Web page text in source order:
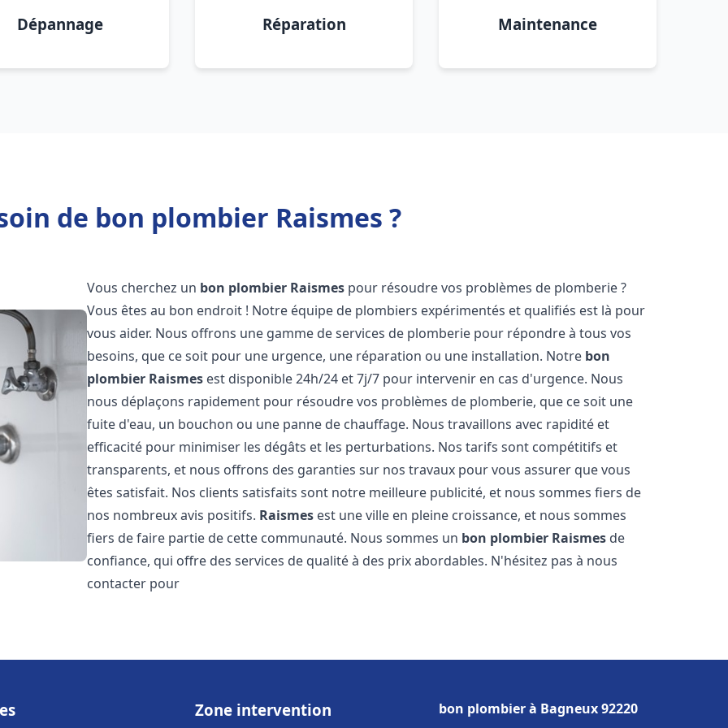
Dépannage Réparation Maintenance
de bon plombier Raismes ?
Vous cherchez un bon plombier Raismes pour résoudre vos problèmes de plomberie ?
Vous êtes au bon endroit ! Notre équipe de plombiers expérimentés et qualifiés est là pour
vous aider. Nous offrons une gamme de services de plomberie pour répondre à tous vos
besoins, que ce soit pour une urgence, une réparation ou une installation. Notre bon
plombier Raismes est disponible 24h/24 et 7j/7 pour intervenir en cas d'urgence. Nous
nous déplaçons rapidement pour résoudre vos problèmes de plomberie, que ce soit une
fuite d'eau, un bouchon ou une panne de chauffage. Nous travaillons avec rapidité et
efficacité pour minimiser les dégâts et les perturbations. Nos tarifs sont compétitifs et
transparents, et nous offrons des garanties sur nos travaux pour vous assurer que vous
êtes satisfait. Nos clients satisfaits sont notre meilleure publicité, et nous sommes fiers de
nos nombreux avis positifs. Raismes est une ville en pleine croissance, et nous sommes
fiers de faire partie de cette communauté. Nous sommes un bon plombier Raismes de
confiance, qui offre des services de qualité à des prix abordables. N'hésitez pas à nous
contacter pour
Zone intervention bon plombier à Bagneux 92220